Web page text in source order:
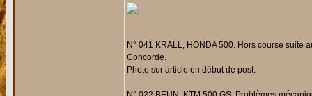
N° 041 KRALL, HONDA 500. Hors course suite
Concorde.
Photo sur article en début de post.